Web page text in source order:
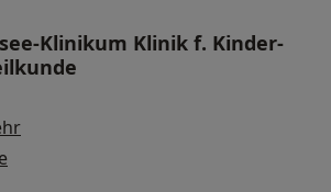
Klinikum Klinik f. Kinder-